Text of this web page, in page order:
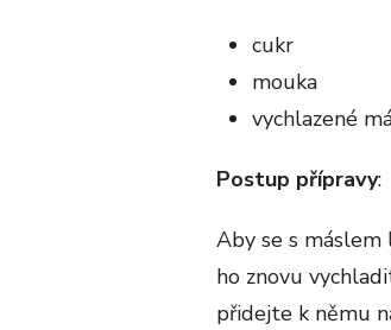
cukr
mouka
vychlazené
Postup přípravy:
Aby se s máslem
ho znovu
přidejte k němu